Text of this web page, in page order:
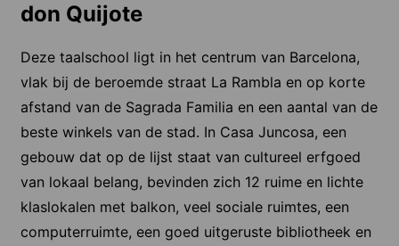
don Quijote
Deze taalschool ligt in het centrum van Barcelona,
vlak bij de beroemde straat La Rambla en op korte
afstand van de Sagrada Familia en een aantal van de
beste winkels van de stad. In Casa Juncosa, een
gebouw dat op de lijst staat van cultureel erfgoed
van lokaal belang, bevinden zich 12 ruime en lichte
klaslokalen met balkon, veel sociale ruimtes, een
computerruimte, een goed uitgeruste bibliotheek en